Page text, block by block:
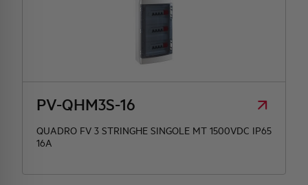
PV-QHM3S-16
QUADRO FV 3 STRINGHE SINGOLE MT 1500VDC IP65
16A